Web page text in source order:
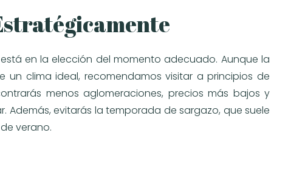
en la elección del momento adecuado. Aunque la
clima ideal, recomendamos visitar a principios de
menos aglomeraciones, precios más bajos y
Además, evitarás la temporada de sargazo, que suele
verano.